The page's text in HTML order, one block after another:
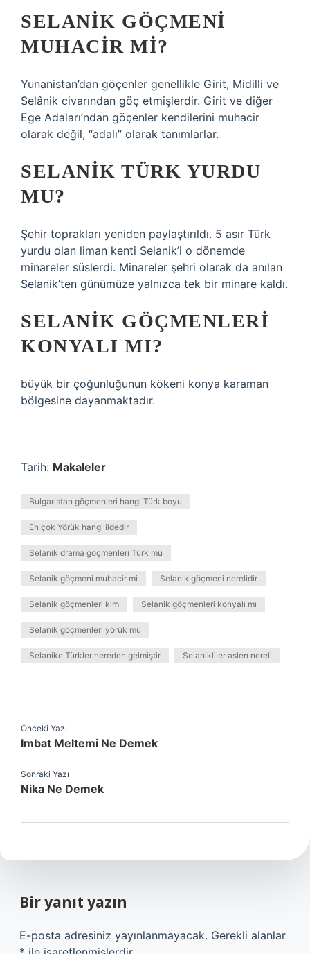
SELANIK GÖÇMENI
MUHACIR MI?
Yunanistan’dan göçenler genellikle Girit, Midilli ve
Selânik civarından göç etmişlerdir. Girit ve diğer
Ege Adaları’ndan göçenler kendilerini muhacir
olarak değil, “adalı” olarak tanımlarlar.
SELANIK TÜRK YURDU
MU?
Şehir toprakları yeniden paylaştırıldı. 5 asır Türk
yurdu olan liman kenti Selanik’i o dönemde
minareler süslerdi. Minareler şehri olarak da anılan
Selanik’ten günümüze yalnızca tek bir minare kaldı.
SELANIK GÖÇMENLERI
KONYALI MI?
büyük bir çoğunluğunun kökeni konya karaman
bölgesine dayanmaktadır.
Tarih: Makaleler
Bulgaristan göçmenleri hangi Türk boyu
En çok Yörük hangi ildedir
Selanik drama göçmenleri Türk mü
Selanik göçmeni muhacir mi Selanik göçmeni nerelidir
Selanik göçmenleri kim Selanik göçmenleri konyalı mı
Selanik göçmenleri yörük mü
Selanike Türkler nereden gelmiştir Selanikliler aslen nereli
Önceki Yazı
Imbat Meltemi Ne Demek
Sonraki Yazı
Nika Ne Demek
Bir yanıt yazın
E-posta adresiniz yayınlanmayacak. Gerekli alanlar